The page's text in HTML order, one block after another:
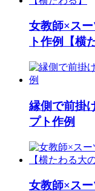
女教師×ス
ト作例【横
縁側で前掛
プト作例
女教師×ス